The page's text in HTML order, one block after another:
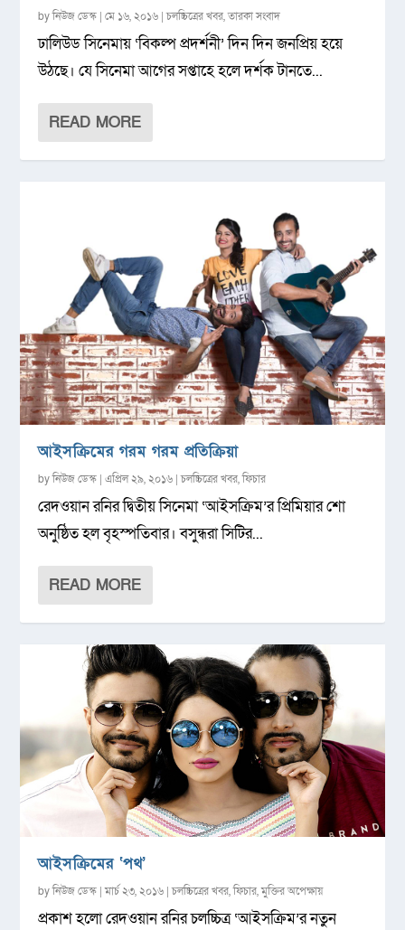
byনিউজ ডেস্ক |মে ১৬, ২০১৬ |চলচ্চিত্রের খবর,তারকা সংবাদ
ঢালিউড সিনেমায় ‘বিকল্প প্রদর্শনী’ দিন দিন জনপ্রিয় হয়ে
উঠছে। যে সিনেমা আগের সপ্তাহে হলে দর্শক টানতে...
READ MORE
আইসক্রিমের গরম গরম প্রতিক্রিয়া
byনিউজ ডেস্ক |এপ্রিল ২৯, ২০১৬ |চলচ্চিত্রের খবর,ফিচার
রেদওয়ান রনির দ্বিতীয় সিনেমা ‘আইসক্রিম’র প্রিমিয়ার শো
অনুষ্ঠিত হল বৃহস্পতিবার। বসুন্ধরা সিটির...
READ MORE
আইসক্রিমের ‘পথ’
byনিউজ ডেস্ক |মার্চ ২৩, ২০১৬ |চলচ্চিত্রের খবর,ফিচার,মুক্তির অপেক্ষায়
প্রকাশ হলো রেদওয়ান রনির চলচ্চিত্র ‘আইসক্রিম’র নতুন